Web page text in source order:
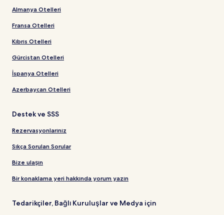
Almanya Otelleri
Fransa Otelleri
Kıbrıs Otelleri
Gürcistan Otelleri
İspanya Otelleri
Azerbaycan Otelleri
Destek ve SSS
Rezervasyonlarınız
Sıkça Sorulan Sorular
Bize ulaşın
Bir konaklama yeri hakkında yorum yazın
Tedarikçiler, Bağlı Kuruluşlar ve Medya için